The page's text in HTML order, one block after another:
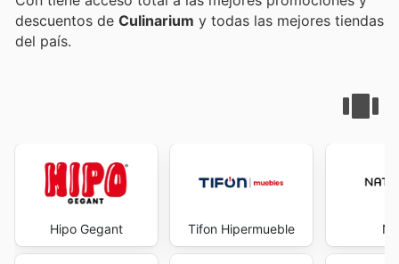
descuentos de Culinarium y todas las mejores tiendas
del país.
Hipo Gegant Tifon Hipermueble